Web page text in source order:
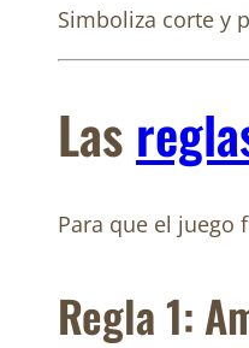
Simboliza corte y
Las
Para que el juego
Regla 1: